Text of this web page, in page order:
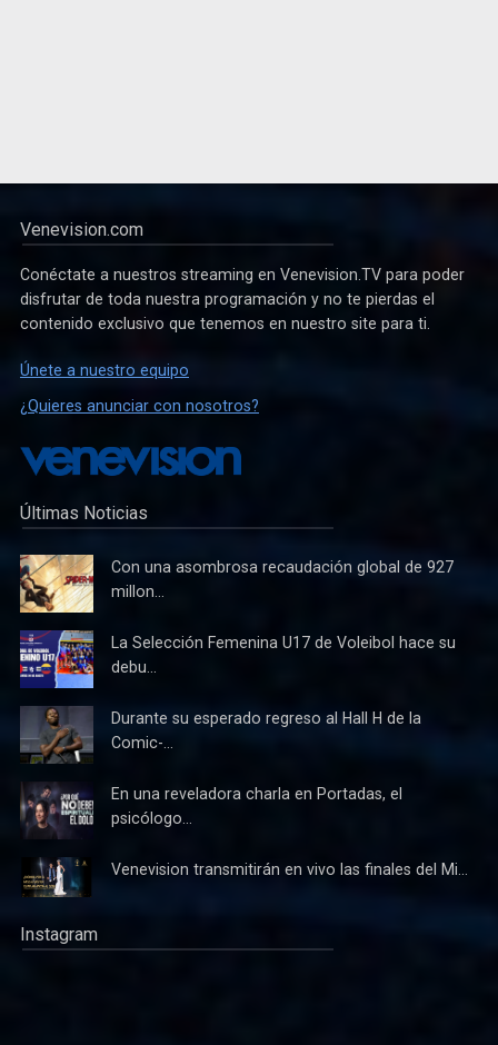
Venevision.com
Conéctate a nuestros streaming en Venevision.TV para poder
disfrutar de toda nuestra programación y no te pierdas el
contenido exclusivo que tenemos en nuestro site para ti.
Únete a nuestro equipo
¿Quieres anunciar con nosotros?
Últimas Noticias
Con una asombrosa recaudación global de 927
millon...
La Selección Femenina U17 de Voleibol hace su
debu...
Durante su esperado regreso al Hall H de la
Comic-...
En una reveladora charla en Portadas, el
psicólogo...
Venevision transmitirán en vivo las finales del Mi...
Instagram